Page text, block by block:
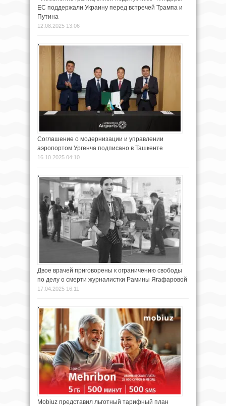
ЕС поддержали Украину перед встречей Трампа и
Путина
12.08.2025 13:06
Соглашение о модернизации и управлении
аэропортом Ургенча подписано в Ташкенте
16.10.2025 04:10
Двое врачей приговорены к ограничению свободы
по делу о смерти журналистки Рамины Ягафаровой
17.04.2025 16:11
Mobiuz представил льготный тарифный план